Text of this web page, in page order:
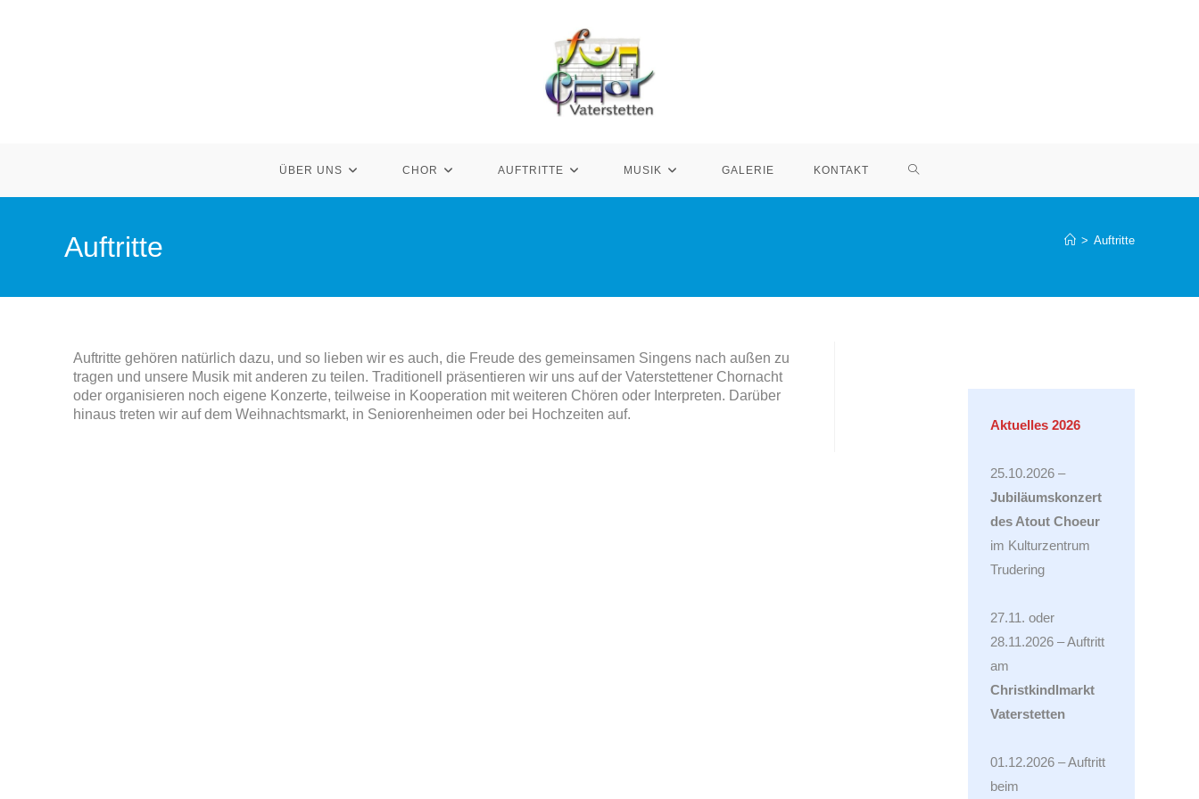
ÜBER UNS CHOR AUFTRITTE MUSIK GALERIE KONTAKT
Auftritte > Auftritte
Auftritte gehören natürlich dazu, und so lieben wir es auch, die Freude des gemeinsamen Singens nach außen zu
tragen und unsere Musik mit anderen zu teilen. Traditionell präsentieren wir uns auf der Vaterstettener Chornacht
oder organisieren noch eigene Konzerte, teilweise in Kooperation mit weiteren Chören oder Interpreten. Darüber
hinaus treten wir auf dem Weihnachtsmarkt, in Seniorenheimen oder bei Hochzeiten auf.
Aktuelles 2026
25.10.2026 –
Jubiläumskonzert
des Atout Choeur
im Kulturzentrum
Trudering
27.11. oder
28.11.2026 – Auftritt
am
Christkindlmarkt
Vaterstetten
01.12.2026 – Auftritt
beim